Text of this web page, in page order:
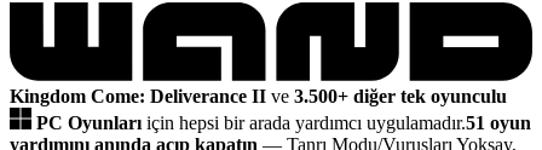
Kingdom Come: Deliverance II ve 3.500+ diğer tek oyunculu
PC Oyunları için hepsi bir arada yardımcı uygulamadır.51 oyun
yardımını anında açıp kapatın — Tanrı Modu/Vuruşları Yoksay,